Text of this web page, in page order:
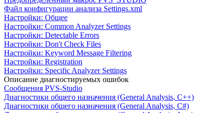
Файл конфигурации анализа Settings.xml
Настройки: Общее
Настройки: Common Analyzer Settings
Настройки: Detectable Errors
Настройки: Don't Check Files
Настройки: Keyword Message Filtering
Настройки: Registration
Настройки: Specific Analyzer Settings
Описание диагностируемых ошибок
Сообщения PVS-Studio
Диагностики общего назначения (General Analysis, C++)
Диагностики общего назначения (General Analysis, C#)